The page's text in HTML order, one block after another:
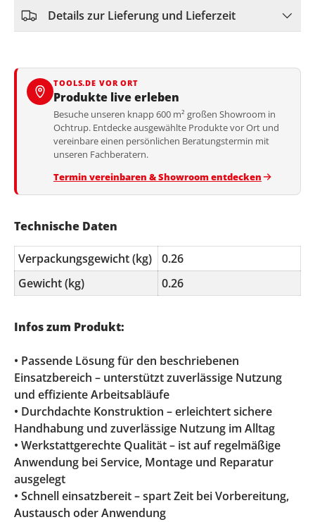
Details zur Lieferung und Lieferzeit
TOOLS.DE VOR ORT
Produkte live erleben
Besuche unseren knapp 600 m² großen Showroom in
Ochtrup. Entdecke ausgewählte Produkte vor Ort und
vereinbare einen persönlichen Beratungstermin mit
unseren Fachberatern.
Termin vereinbaren & Showroom entdecken
Technische Daten
Verpackungsgewicht (kg)
0.26
Gewicht (kg)
0.26
Infos zum Produkt:
• Passende Lösung für den beschriebenen
Einsatzbereich – unterstützt zuverlässige Nutzung
und effiziente Arbeitsabläufe
• Durchdachte Konstruktion – erleichtert sichere
Handhabung und zuverlässige Nutzung im Alltag
• Werkstattgerechte Qualität – ist auf regelmäßige
Anwendung bei Service, Montage und Reparatur
ausgelegt
• Schnell einsatzbereit – spart Zeit bei Vorbereitung,
Austausch oder Anwendung